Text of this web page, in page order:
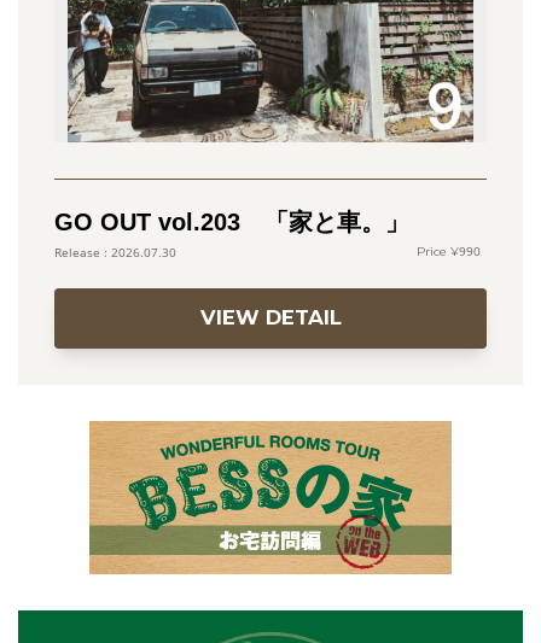
GO OUT vol.203 「家と車。」
2026.07.30 990
VIEW DETAIL